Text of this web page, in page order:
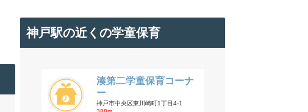
神戸駅の近くの学童保育
湊第二学童保育コーナ
ー
神戸市中央区東川崎町1丁目4-1